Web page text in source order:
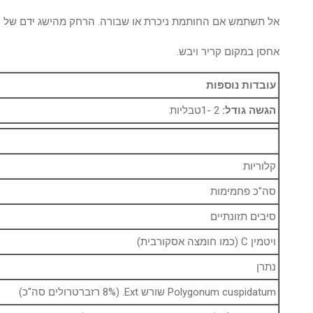
אל תשתמש אם החותמת ניכרת או שבורה. הרחק מהישג ידם של
אחסן במקום קריר ויבש.
עובדות נוספות
הגשה גודל:
קלוריות
סה"כ פחמימות
סיבים תזונתיים
ויטמין C (כמו חומצה אסקורבית)
נתרן
Polygonum cuspidatum שורש Ext. (8% רזברטרולים סה"כ)